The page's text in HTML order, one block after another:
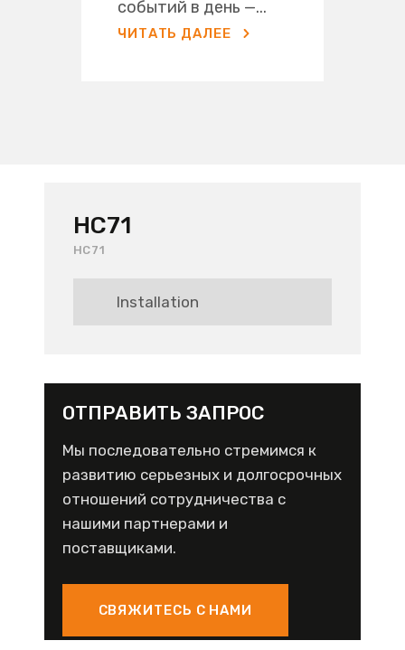
событий в день —...
ЧИТАТЬ ДАЛЕЕ
HC71
HC71
Installation
ОТПРАВИТЬ ЗАПРОС
Мы последовательно стремимся к
развитию серьезных и долгосрочных
отношений сотрудничества с
нашими партнерами и
поставщиками.
СВЯЖИТЕСЬ С НАМИ